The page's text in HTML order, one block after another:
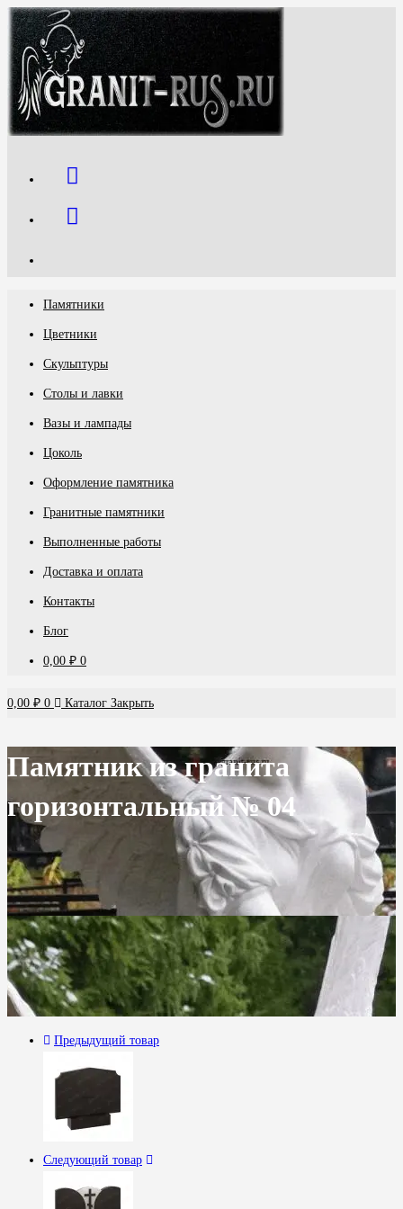
Перейти
к
содержимому
Памятники
Цветники
Скульптуры
Столы и лавки
Вазы и лампады
Цоколь
Оформление памятника
Гранитные памятники
Выполненные работы
Доставка и оплата
Контакты
Блог
0,00 ₽ 0
0,00 ₽ 0 Каталог Закрыть
Памятник из гранита
горизонтальный № 04
Предыдущий товар
Следующий товар